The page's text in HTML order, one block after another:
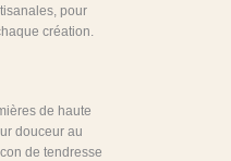
pour
création.
de haute
douceur au
de tendresse